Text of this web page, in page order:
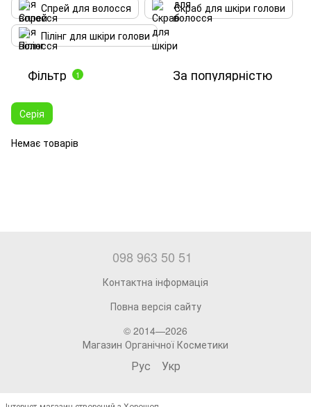
Спрей для волосся
Скраб для шкіри голови
Пілінг для шкіри голови
Фільтр 1 За популярністю
Серія
Немає товарів
098 963 50 51
Контактна інформація
Повна версія сайту
© 2014—2026
Магазин Органічної Косметики
Рус Укр